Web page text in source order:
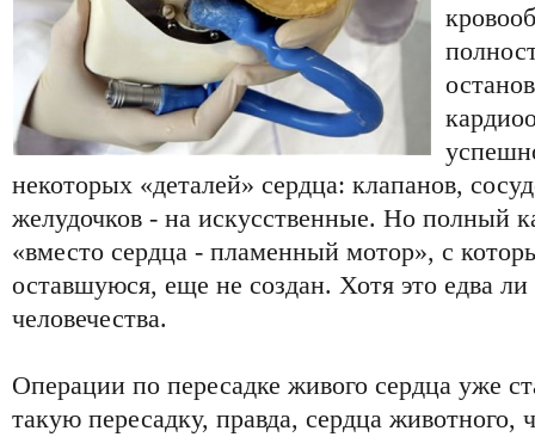
некоторых «деталей» сердца: клапанов,
желудочков - на искусственные. Но полный
«вместо сердца - пламенный мотор», с
оставшуюся, еще не создан. Хотя это едва ли
человечества.
Операции по пересадке живого сердца уже
такую пересадку, правда, сердца животного,